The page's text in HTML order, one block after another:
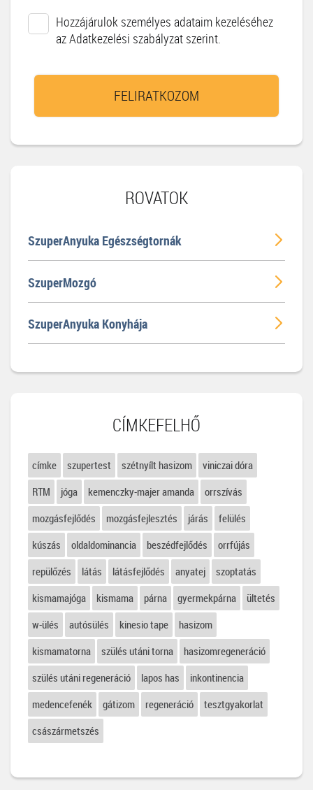
Hozzájárulok személyes adataim kezeléséhez
az Adatkezelési szabályzat szerint.
FELIRATKOZOM
ROVATOK
SzuperAnyuka Egészségtornák
SzuperMozgó
SzuperAnyuka Konyhája
CÍMKEFELHŐ
címke szupertest szétnyílt hasizom
viniczai dóra
RTM
jóga kemenczky-majer amanda
orrszívás
mozgásfejlődés
mozgásfejlesztés járás
felülés
kúszás
oldaldominancia beszédfejlődés
orrfújás
repülőzés
látás látásfejlődés anyatej
szoptatás
kismamajóga
kismama párna gyermekpárna
ültetés
w-ülés
autósülés kinesio tape
hasizom
kismamatorna
szülés utáni torna
hasizomregeneráció
szülés utáni regeneráció
lapos has
inkontinencia
medencefenék
gátizom regeneráció
tesztgyakorlat
császármetszés